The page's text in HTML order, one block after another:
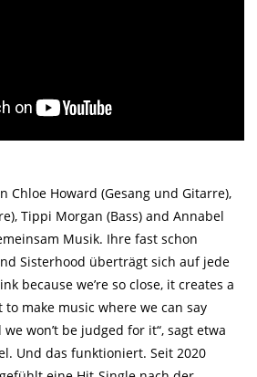
Chloe Howard (Gesang und Gitarre),
Tippi Morgan (Bass) and Annabel
Musik. Ihre fast schon
Sisterhood überträgt sich auf jede
because we’re so close, it creates a
make music where we can say
won’t be judged for it“, sagt etwa
Und das funktioniert. Seit 2020